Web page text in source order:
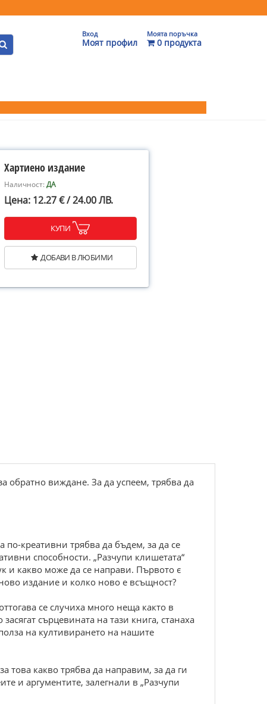
Вход
Моят профил
Моята поръчка
0 продукта
Хартиено издание
Наличност:ДА
Цена: 12.27 € / 24.00 ЛВ.
КУПИ
ДОБАВИ В ЛЮБИМИ
обратно виждане. За да успеем, трябва да
по-креативни трябва да бъдем, за да се
способности. „Разчупи клишетата“
и какво може да се направи. Първото є
издание и колко ново е всъщност?
се случиха много неща както в
сърцевината на тази книга, станаха
на култивирането на нашите
това какво трябва да направим, за да ги
и аргументите, залегнали в „Разчупи